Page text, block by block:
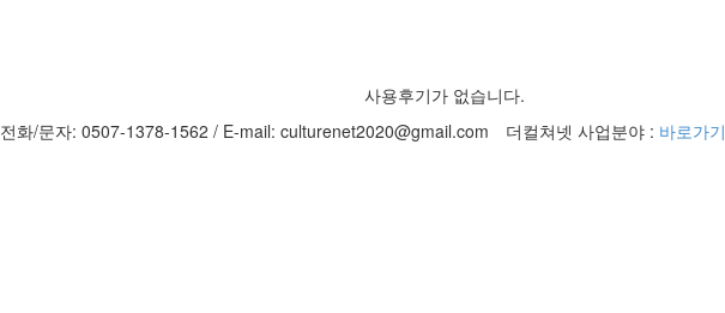
사용후기가 없습니다.
전화/문자: 0507-1378-1562 / E-mail: culturenet2020@gmail.com 더컬쳐넷 사업분야 : 바로가기